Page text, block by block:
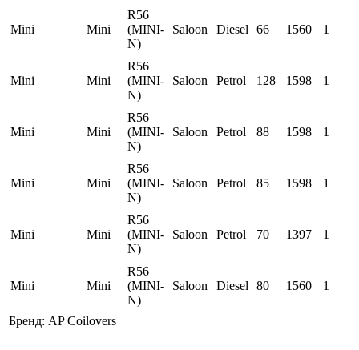
Mini Mini
R56
(MINI-
N)
Saloon Diesel 66 1560 1
Mini Mini
R56
(MINI-
N)
Saloon Petrol 128 1598 1
Mini Mini
R56
(MINI-
N)
Saloon Petrol 88 1598 1
Mini Mini
R56
(MINI-
N)
Saloon Petrol 85 1598 1
Mini Mini
R56
(MINI-
N)
Saloon Petrol 70 1397 1
Mini Mini
R56
(MINI-
N)
Saloon Diesel 80 1560 1
Бренд: AP Coilovers